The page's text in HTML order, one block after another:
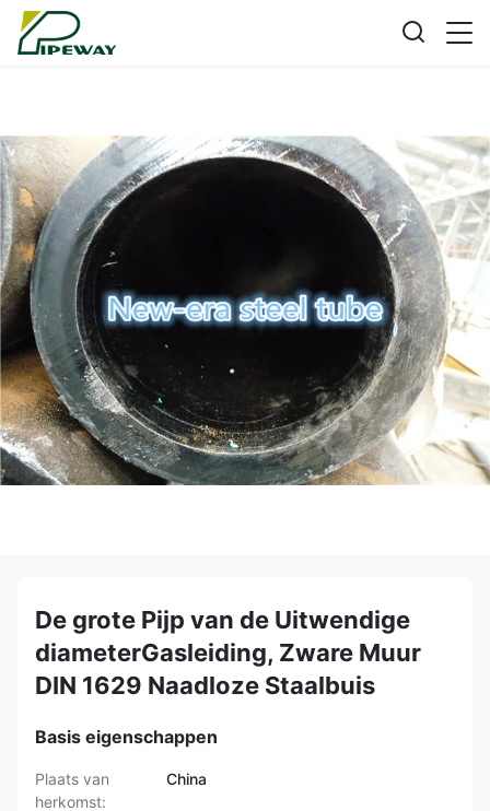
De grote Pijp van de Uitwendige
diameterGasleiding, Zware Muur
DIN 1629 Naadloze Staalbuis
Basis eigenschappen
Plaats van
herkomst:
China